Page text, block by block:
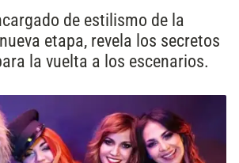
de estilismo de la
etapa, revela los secretos
la vuelta a los escenarios.